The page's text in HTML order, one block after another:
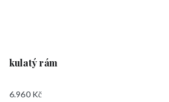
kulatý rám
6.960 Kč